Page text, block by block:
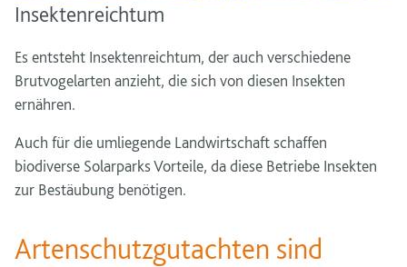
Insektenreichtum
Es entsteht Insektenreichtum, der auch verschiedene
Brutvogelarten anzieht, die sich von diesen Insekten
ernähren.
Auch für die umliegende Landwirtschaft schaffen
biodiverse Solarparks Vorteile, da diese Betriebe Insekten
zur Bestäubung benötigen.
Artenschutzgutachten sind